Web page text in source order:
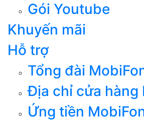
Gói Youtube
Khuyến mãi
Hỗ trợ
Tổng đài
Địa chỉ cửa hàng
Ứng tiền